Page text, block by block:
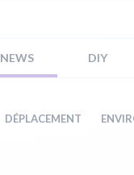
NEWS DIY
DÉPLACEMENT